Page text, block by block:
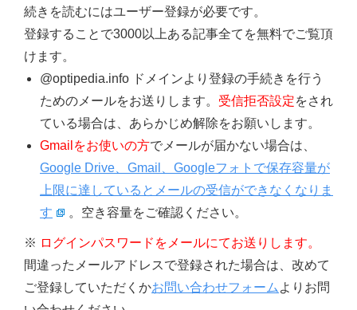
続きを読むにはユーザー登録が必要です。
登録することで3000以上ある記事全てを無料でご覧頂
けます。
@optipedia.info ドメインより登録の手続きを行う
ためのメールをお送りします。 受信拒否設定をされ
ている場合は、あらかじめ解除をお願いします。
Gmailをお使いの方でメールが届かない場合は、
Google Drive、Gmail、Googleフォトで保存容量が
上限に達しているとメールの受信ができなくなりま
す
。空き容量をご確認ください。
※ ログインパスワードをメールにてお送りします。
間違ったメールアドレスで登録された場合は、改めて
ご登録していただくかお問い合わせフォーム よりお問